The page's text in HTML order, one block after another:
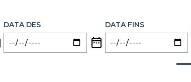
DATA DES DATA FINS